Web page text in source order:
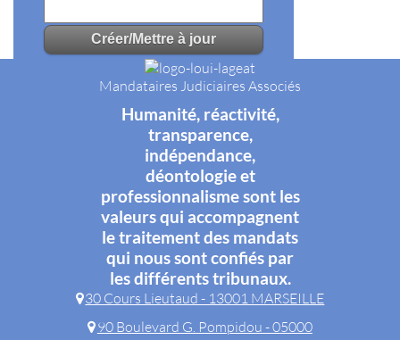
Mandataires Judiciaires Associés
Humanité, réactivité,
transparence,
indépendance,
déontologie et
professionnalisme sont les
valeurs qui accompagnent
le traitement des mandats
qui nous sont confiés par
les différents tribunaux.
30 Cours Lieutaud - 13001 MARSEILLE
90 Boulevard G. Pompidou - 05000